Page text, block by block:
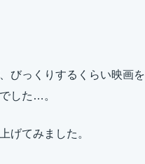
びっくりするくらい映画を
した…。
げてみました。